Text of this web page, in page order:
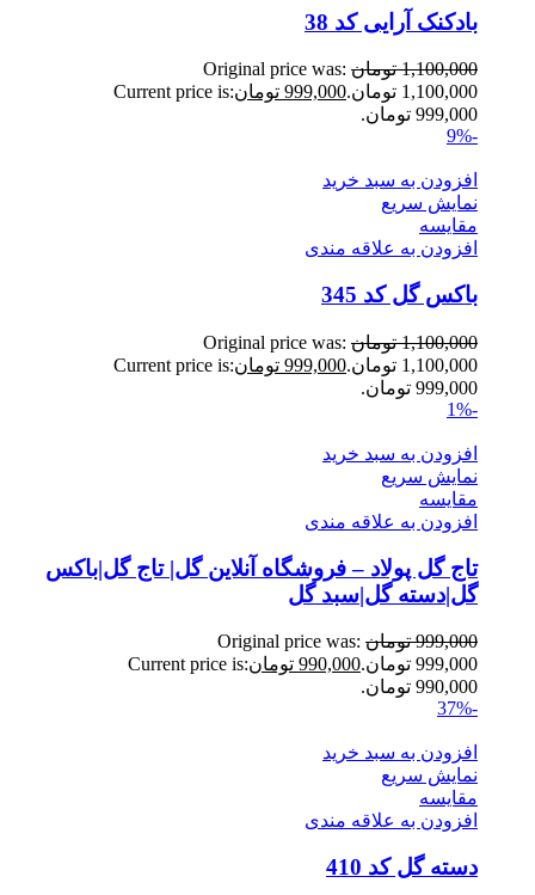
بادکنک آرایی کد 38
1,100,000 تومان Original price was:
1,100,000 تومان.
999,000 تومانCurrent price is:
999,000 تومان.
-9%
افزودن به سبد خرید
نمایش سریع
مقايسه
افزودن به علاقه مندی
باکس گل کد 345
1,100,000 تومان Original price was:
1,100,000 تومان.
999,000 تومانCurrent price is:
999,000 تومان.
-1%
افزودن به سبد خرید
نمایش سریع
مقايسه
افزودن به علاقه مندی
تاج گل پولاد – فروشگاه آنلاین گل| تاج گل|باکس
گل|دسته گل|سبد گل
999,000 تومان Original price was:
999,000 تومان.
990,000 تومانCurrent price is:
990,000 تومان.
-37%
افزودن به سبد خرید
نمایش سریع
مقايسه
افزودن به علاقه مندی
دسته گل کد 410